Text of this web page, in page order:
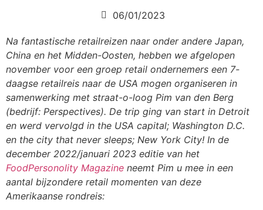
06/01/2023
Na fantastische retailreizen naar onder andere Japan,
China en het Midden-Oosten, hebben we afgelopen
november voor een groep retail ondernemers een 7-
daagse retailreis naar de USA mogen organiseren in
samenwerking met straat-o-loog Pim van den Berg
(bedrijf: Perspectives). De trip ging van start in Detroit
en werd vervolgd in the USA capital; Washington D.C.
en the city that never sleeps; New York City! In de
december 2022/januari 2023 editie van het
FoodPersonolity Magazine neemt Pim u mee in een
aantal bijzondere retail momenten van deze
Amerikaanse rondreis: